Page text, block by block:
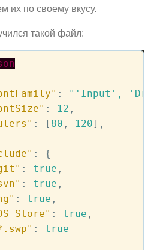
их по своему вкусу.
такой файл:
:
"'Input', 'Droid
: 12 ,
: [ 80 , 120],
: {
: true ,
: true ,
: true ,
: true ,
: true